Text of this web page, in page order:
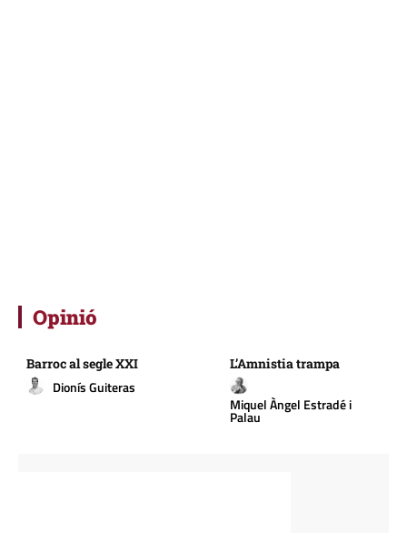
Opinió
Barroc al segle XXI
Dionís Guiteras
L’Amnistia trampa
Miquel Àngel Estradé i
Palau